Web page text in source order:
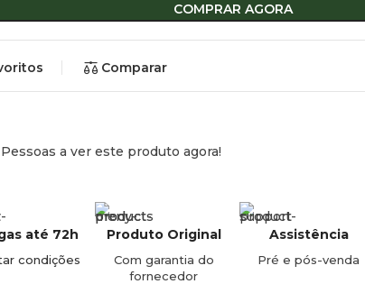
COMPRAR AGORA
Comparar
Pessoas a ver este produto agora!
até 72h
condições
Produto Original
Com garantia do
fornecedor
Assistência
Pré e pós-venda